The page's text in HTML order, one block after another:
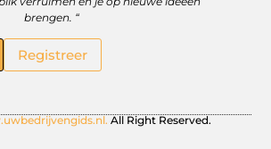
brengen. “
Registreer
All Right Reserved.